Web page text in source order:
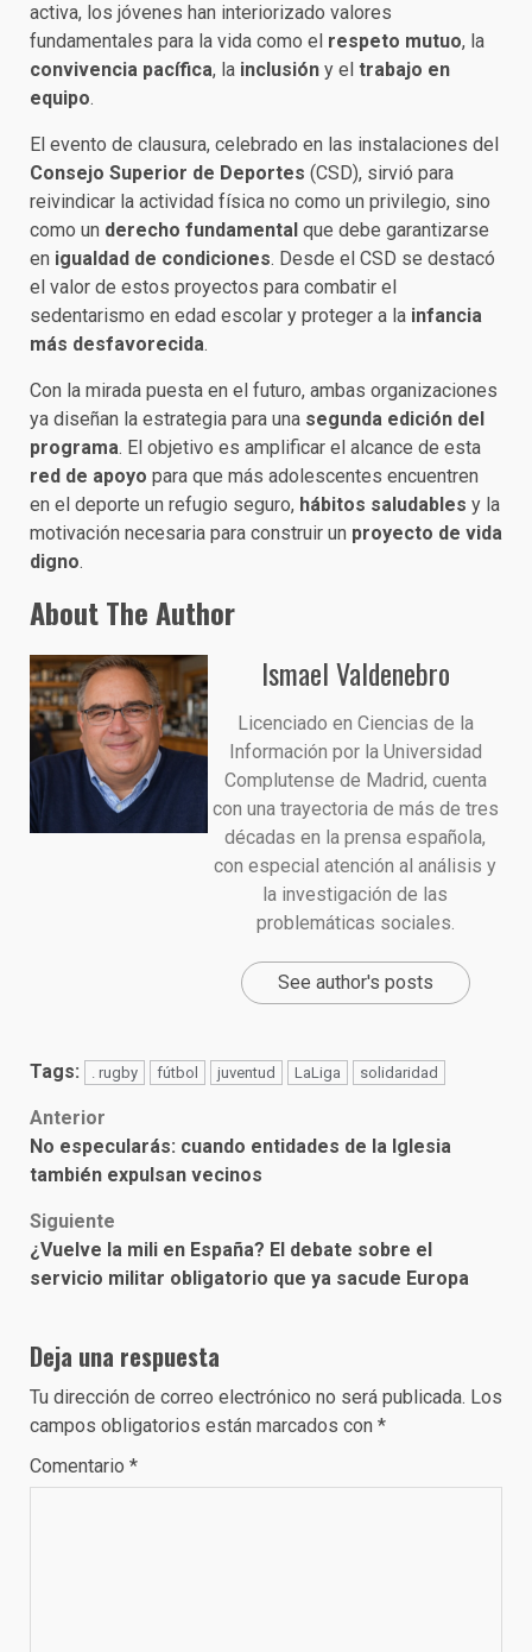
activa, los jóvenes han interiorizado valores
fundamentales para la vida como el respeto mutuo, la
convivencia pacífica, la inclusión y el trabajo en
equipo.
El evento de clausura, celebrado en las instalaciones del
Consejo Superior de Deportes (CSD), sirvió para
reivindicar la actividad física no como un privilegio, sino
como un derecho fundamental que debe garantizarse
en igualdad de condiciones. Desde el CSD se destacó
el valor de estos proyectos para combatir el
sedentarismo en edad escolar y proteger a la infancia
más desfavorecida.
Con la mirada puesta en el futuro, ambas organizaciones
ya diseñan la estrategia para una segunda edición del
programa. El objetivo es amplificar el alcance de esta
red de apoyo para que más adolescentes encuentren
en el deporte un refugio seguro, hábitos saludables y la
motivación necesaria para construir un proyecto de vida
digno.
About The Author
Ismael Valdenebro
Licenciado en Ciencias de la
Información por la Universidad
Complutense de Madrid, cuenta
con una trayectoria de más de tres
décadas en la prensa española,
con especial atención al análisis y
la investigación de las
problemáticas sociales.
See author's posts
Tags: . rugby fútbol juventud LaLiga solidaridad
Post
navigation
Anterior
No especularás: cuando entidades de la Iglesia
también expulsan vecinos
Siguiente
¿Vuelve la mili en España? El debate sobre el
servicio militar obligatorio que ya sacude Europa
Deja una respuesta
Tu dirección de correo electrónico no será publicada. Los
campos obligatorios están marcados con *
Comentario *